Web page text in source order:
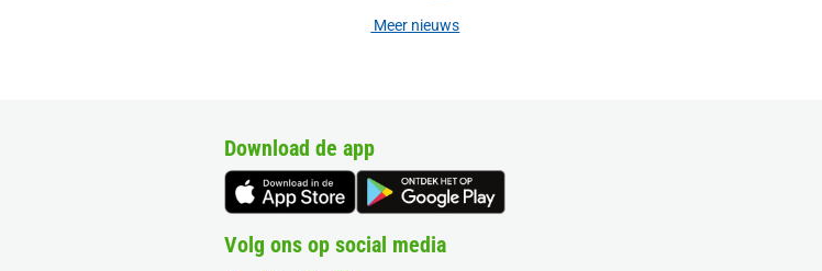
Meer nieuws
Download de app
Volg ons op social media